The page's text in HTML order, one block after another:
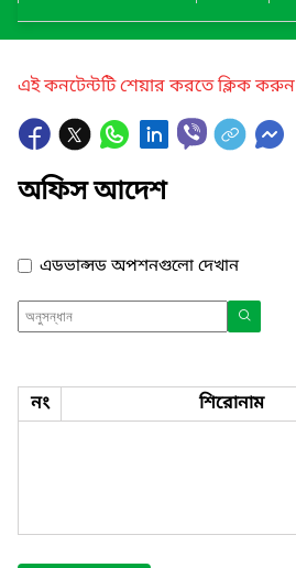
এই কনটেন্টটি শেয়ার করতে ক্লিক করুন
অফিস আদেশ
এডভান্সড অপশনগুলো দেখান
নং শিরোনাম